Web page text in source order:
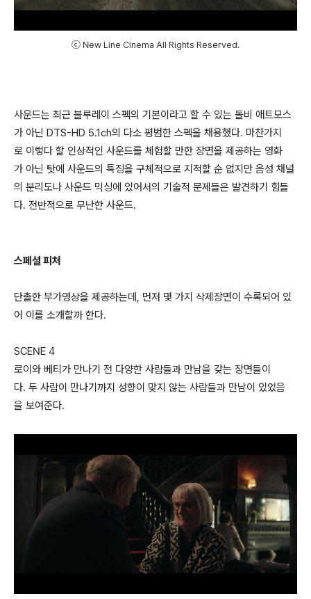
ⓒ New Line Cinema All Rights Reserved.
사운드는 최근 블루레이 스펙의 기본이라고 할 수 있는 돌비 애트모스
가 아닌 DTS-HD 5.1ch의 다소 평범한 스펙을 채용했다. 마찬가지
로 이렇다 할 인상적인 사운드를 체험할 만한 장면을 제공하는 영화
가 아닌 탓에 사운드의 특징을 구체적으로 지적할 순 없지만 음성 채널
의 분리도나 사운드 믹싱에 있어서의 기술적 문제들은 발견하기 힘들
다. 전반적으로 무난한 사운드.
스페셜 피처
단촐한 부가영상을 제공하는데, 먼저 몇 가지 삭제장면이 수록되어 있
어 이를 소개할까 한다.
SCENE 4
로이와 베티가 만나기 전 다양한 사람들과 만남을 갖는 장면들이
다. 두 사람이 만나기까지 성향이 맞지 않는 사람들과 만남이 있었음
을 보여준다.